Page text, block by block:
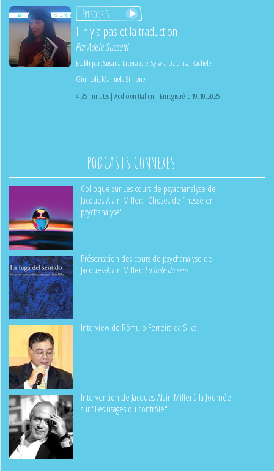
Épisode 3
Il n'y a pas et la traduction
ParAdele Succetti
Établi par:Susana Liberatore, Sylwia Dzienisz, Rachele
Giuntoli Manuela Simone
4:35 minutes | Audio en Italien | Enregistré le 19.10.2025
PODCASTS CONNEXES
Colloque sur Les cours de psyachanalyse de
Jacques-Alain Miller: "Choses de finesse en
psychanalyse"
Présentation des cours de psychanalyse de
Jacques-Alain Miller:La fuite du sens
Interview de Rômulo Ferreira da Silva
Intervention de Jacques-Alain Miller à la Journée
sur "Les usages du contrôle"